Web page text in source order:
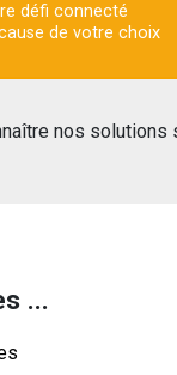
défi connecté
de votre choix
nos solutions
...